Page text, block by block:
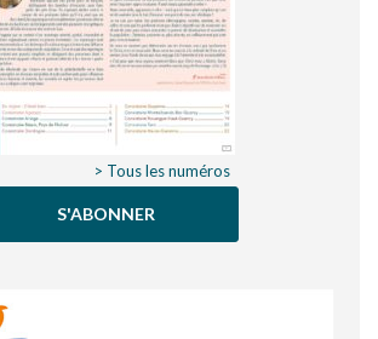
> Tous les numéros
S'ABONNER